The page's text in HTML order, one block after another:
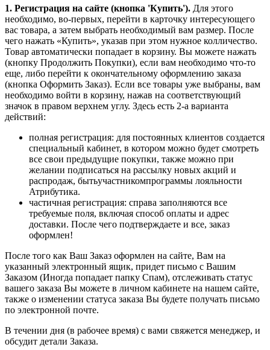
1. Регистрация на сайте (кнопка 'Купить'). Для этого
необходимо, во-первых, перейти в карточку интересующего
вас товара, а затем выбрать необходимый вам размер. После
чего нажать «Купить», указав при этом нужное колличество.
Товар автоматически попадает в корзину. Вы можете нажать
(кнопку Продолжить Покупки), если вам необходимо что-то
еще, либо перейти к окончательному оформлению заказа
(кнопка Оформить Заказ). Если все товары уже выбраны, вам
необходимо войти в корзину, нажав на соответствующий
значок в правом верхнем углу. Здесь есть 2-а варианта
действий:
полная регистрация: для постоянных клиентов создается
специальный кабинет, в котором можно будет смотреть
все свои предыдущие покупки, также можно при
желании подписаться на рассылку новых акций и
распродаж, бытьучастникомпрограммы лояльности
Атрибутика.
частичная регистрация: справа заполняются все
требуемые поля, включая способ оплаты и адрес
доставки. После чего подтверждаете и все, заказ
оформлен!
После того как Ваш Заказ оформлен на сайте, Вам на
указанный электронный ящик, придет письмо с Вашим
Заказом (Иногда попадает папку Спам), отслеживать статус
вашего заказа Вы можете в личном кабинете на нашем сайте,
также о изменении статуса заказа Вы будете получать письмо
по электронной почте.
В течении дня (в рабочее время) с вами свяжется менеджер, и
обсудит детали Заказа.